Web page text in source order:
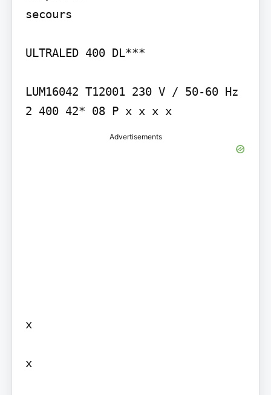
secours
ULTRALED 400 DL***
LUM16042 T12001 230 V / 50-60 Hz
2 400 42* 08 P x x x x
Advertisements
x
x